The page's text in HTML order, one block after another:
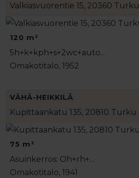
Valkiasvuorentie 15, 20360 Turku
120 m²
5h+k+kph+s+2wc+auto…
Omakotitalo, 1952
VÄHÄ-HEIKKILÄ
Kupittaankatu 135, 20810 Turku
75 m²
Asuinkerros: Oh+rh+…
Omakotitalo, 1941